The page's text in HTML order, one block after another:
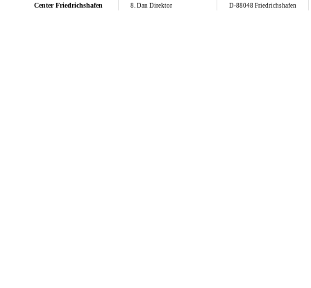
Center Friedrichshafen
8. Dan Direktor
D-88048 Friedrichshafen